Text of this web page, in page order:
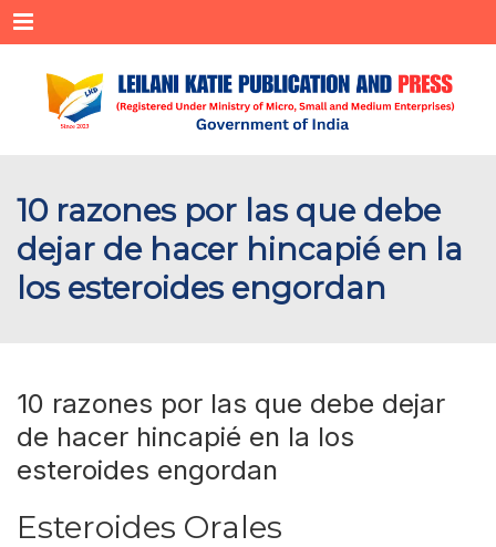
Menu
10 razones por las que debe
dejar de hacer hincapié en la
los esteroides engordan
10 razones por las que debe dejar
de hacer hincapié en la los
esteroides engordan
Esteroides Orales